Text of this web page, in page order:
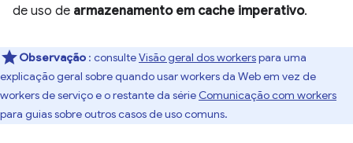
de uso de armazenamento em cache imperativo.
Observação : consulteVisão geral dos workerspara uma
explicação geral sobre quando usar workers da Web em vez de
workers de serviço e o restante da série Comunicação com workers
para guias sobre outros casos de uso comuns.